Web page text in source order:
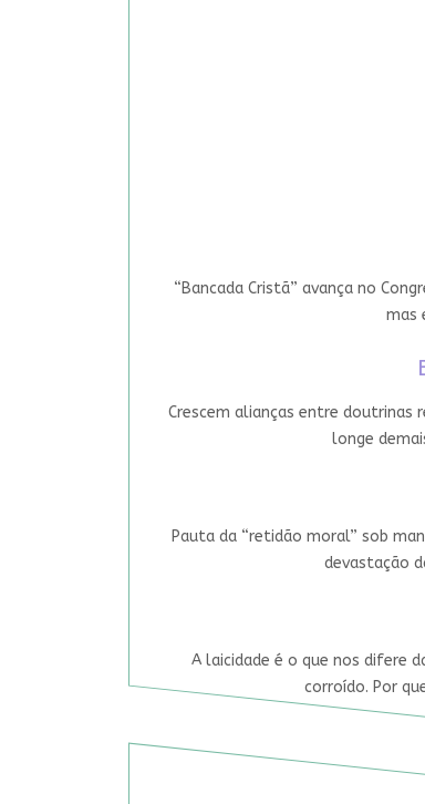
“Bancada Cristã” avança no
mas
Crescem alianças entre doutrinas
longe
Pauta da “retidão moral” sob
devastação
A laicidade é o que nos difere
corroído. Por